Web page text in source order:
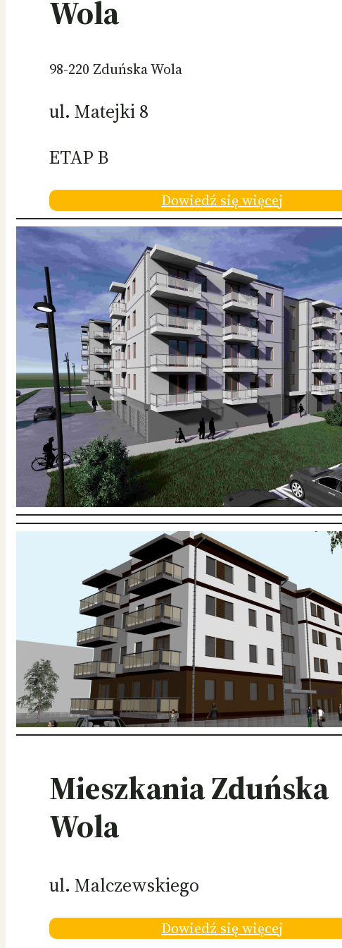
Wola
98-220 Zduńska Wola
ul. Matejki 8
ETAP B
Dowiedź się więcej
Mieszkania Zduńska
Wola
ul. Malczewskiego
Dowiedź się więcej